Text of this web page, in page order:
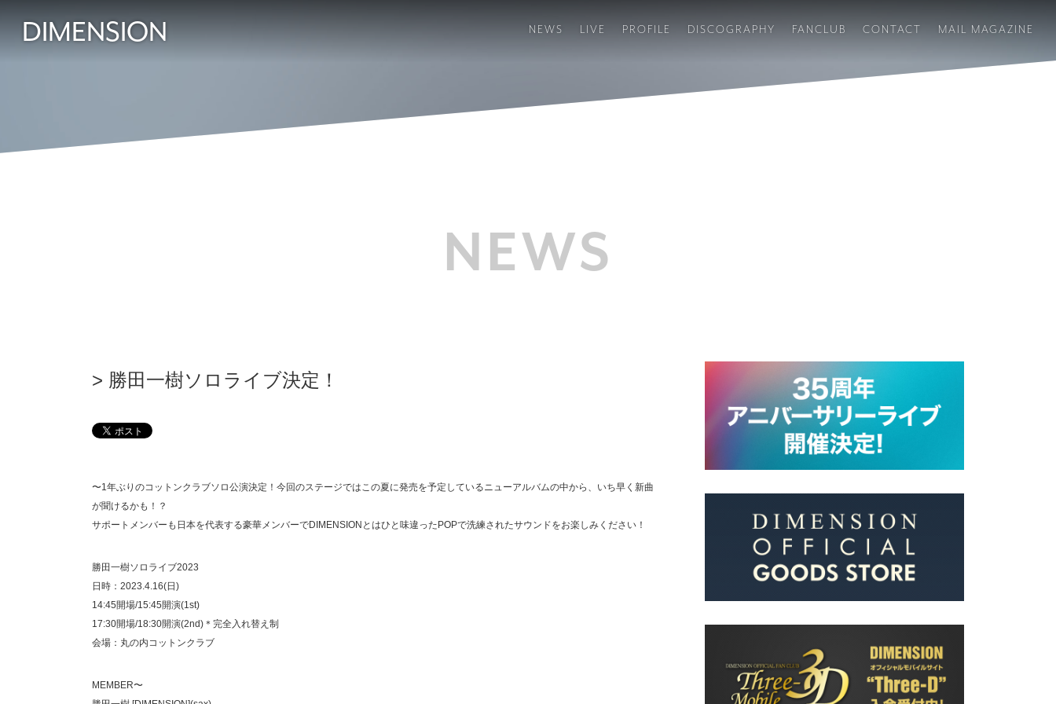
DIMENSION NEWS LIVE PROFILE DISCOGRAPHY FANCLUB CONTACT MAIL MAGAZINE
NEWS
勝田一樹ソロライブ決定！
〜1年ぶりのコットンクラブソロ公演決定！今回のステージではこの夏に発売を予定しているニューアルバムの中から、いち早く新曲
が聞けるかも！？
サポートメンバーも日本を代表する豪華メンバーでDIMENSIONとはひと味違ったPOPで洗練されたサウンドをお楽しみください！
勝田一樹ソロライブ2023
日時：2023.4.16(日)
14:45開場/15:45開演(1st)
17:30開場/18:30開演(2nd)＊完全入れ替え制
会場：丸の内コットンクラブ
MEMBER〜